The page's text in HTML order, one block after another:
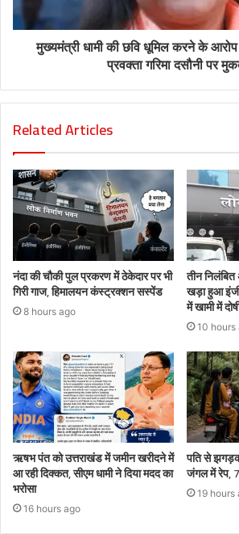
मुख्यमंत्री धामी की छवि धूमिल करने के
प्रवक्ता गरिमा दसौनी पर
Related Articles
नंदा की चौकी पुल प्रकरण में ठेकेदार पर भी
गिरी गाज, हिमालयन कंस्ट्रक्शन सस्पेंड
8 hours ago
तीन
खड़ा हुआ
में खामी में
10 hours
ऋषभ पंत को उत्तराखंड में जमीन खरीदने में
आ रही दिक्कत, सीएम धामी ने दिया मदद का
भरोसा
16 hours ago
पति से
जंगल में रेप, 7
19 hours